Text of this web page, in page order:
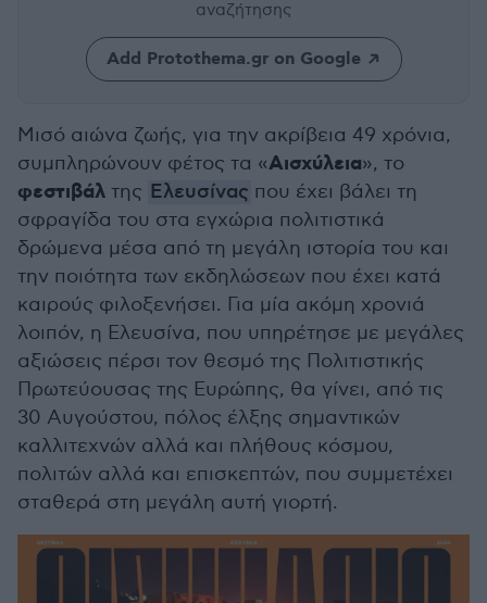
αναζήτησης
Add Protothema.gr on Google
Μισό αιώνα ζωής, για την ακρίβεια 49 χρόνια,
συμπληρώνουν φέτος τα «Αισχύλεια», το
φεστιβάλ της Ελευσίνας που έχει βάλει τη
σφραγίδα του στα εγχώρια πολιτιστικά
δρώμενα μέσα από τη μεγάλη ιστορία του και
την ποιότητα των εκδηλώσεων που έχει κατά
καιρούς φιλοξενήσει. Για μία ακόμη χρονιά
λοιπόν, η Ελευσίνα, που υπηρέτησε με μεγάλες
αξιώσεις πέρσι τον θεσμό της Πολιτιστικής
Πρωτεύουσας της Ευρώπης, θα γίνει, από τις
30 Αυγούστου, πόλος έλξης σημαντικών
καλλιτεχνών αλλά και πλήθους κόσμου,
πολιτών αλλά και επισκεπτών, που συμμετέχει
σταθερά στη μεγάλη αυτή γιορτή.